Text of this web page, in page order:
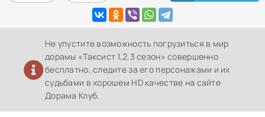
Не упустите возможность погрузиться в мир
дорамы «Таксист 1,2,3 сезон» совершенно
бесплатно, следите за его персонажами и их
судьбами в хорошем HD качестве на сайте
Дорама Клуб.